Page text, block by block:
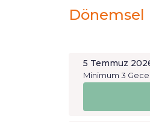
Dönemsel
5 Temmuz
Minimum 3